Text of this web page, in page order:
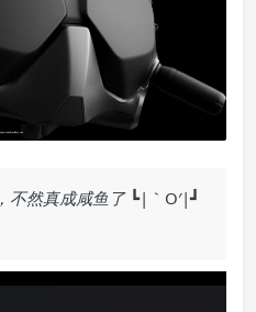
不然真成咸鱼了┗|｀O′|┛